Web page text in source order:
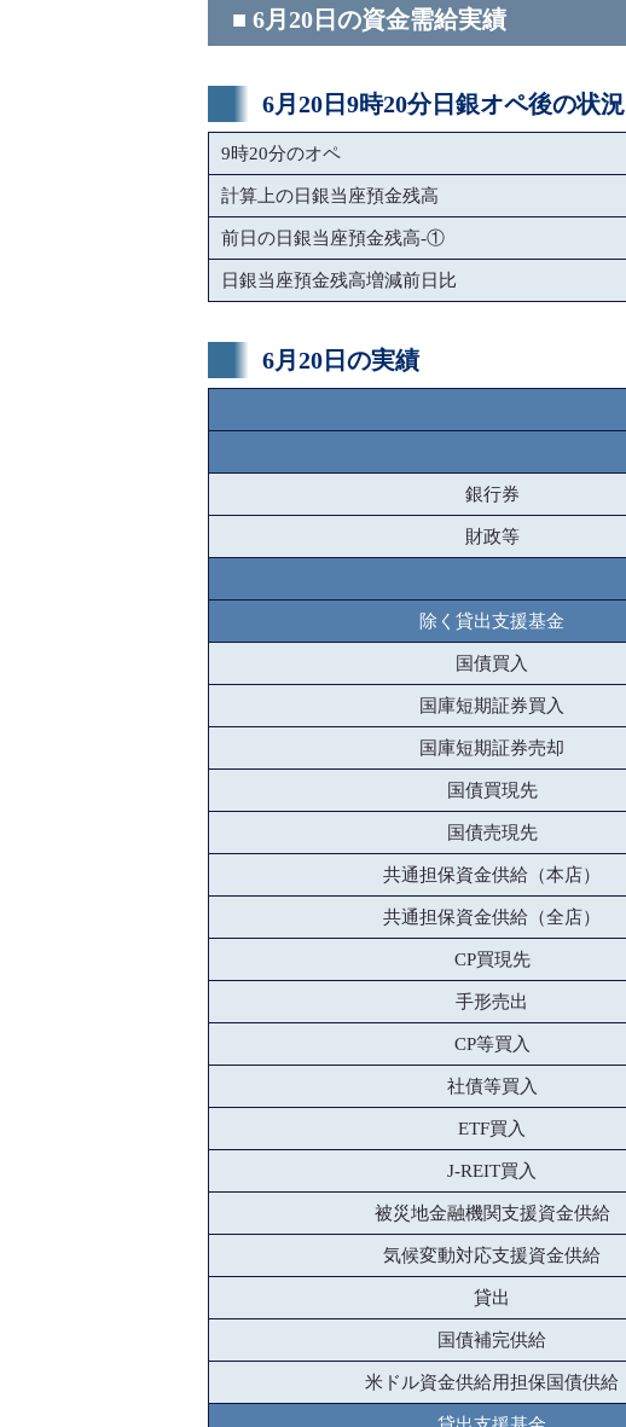
■ 6月20日の資金需給実績
6月20日9時20分日銀オペ後の状況
9時20分のオペ
計算上の日銀当座預金残高
前日の日銀当座預金残高-①
日銀当座預金残高増減前日比
6月20日の実績
銀行券
財政等
除く貸出支援基金
国債買入
国庫短期証券買入
国庫短期証券売却
国債買現先
国債売現先
共通担保資金供給（本店）
共通担保資金供給（全店）
CP買現先
手形売出
CP等買入
社債等買入
ETF買入
J-REIT買入
被災地金融機関支援資金供給
気候変動対応支援資金供給
貸出
国債補完供給
米ドル資金供給用担保国債供給